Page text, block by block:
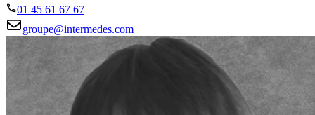
01 45 61 67 67
groupe@intermedes.com